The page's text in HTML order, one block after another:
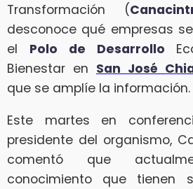
Transformación (
desconoce qué empresas
el Polo de Desarrollo
Bienestar en San José
que se amplíe la información.
Este martes en
presidente del organismo,
comentó que
conocimiento que tienen